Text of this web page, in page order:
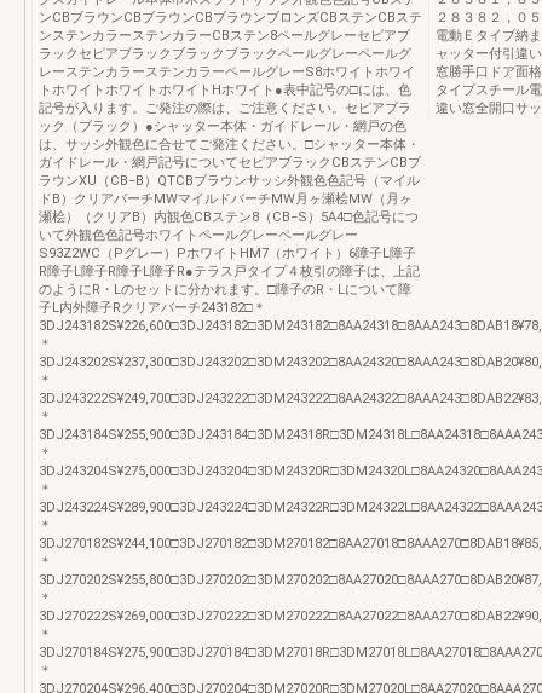
ンCBブラウンCBブラウンCBブラウンブロンズCBステンCBステ
ンステンカラーステンカラーCBステン8ペールグレーセピアブ
ラックセピアブラックブラックブラックペールグレーペールグ
レーステンカラーステンカラーペールグレーS8ホワイトホワイ
トホワイトホワイトホワイトHホワイト●表中記号の□には、色
記号が入ります。ご発注の際は、ご注意ください。セピアブラ
ック（ブラック）●シャッター本体・ガイドレール・網戸の色
は、サッシ外観色に合せてご発注ください。□シャッター本体・
ガイドレール・網戸記号についてセピアブラックCBステンCBブ
ラウンXU（CB−B）QTCBブラウンサッシ外観色色記号（マイル
ドB）クリアバーチMWマイルドバーチMW月ヶ瀬桧MW（月ヶ
瀬桧）（クリアB）内観色CBステン8（CB−S）5A4□色記号につ
いて外観色色記号ホワイトペールグレーペールグレー
S93Z2WC（Pグレー）PホワイトHM7（ホワイト）6障子L障子
R障子L障子R障子L障子R●テラス戸タイプ４枚引の障子は、上記
のようにR・Lのセットに分かれます。□障子のR・Lについて障
子L内外障子Rクリアバーチ243182□＊
＊
＊
＊
＊
＊
＊
＊
＊
＊
＊
２８３８２，０
電動Ｅタイプ納
ャッター付引違
窓勝手口ドア面
タイプスチール
違い窓全開口サ